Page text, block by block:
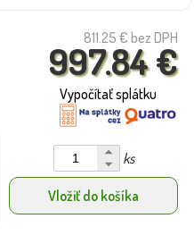
811.25 € bez DPH
997.84 €
Vypočítať splátku
ks
Vložiť do košíka